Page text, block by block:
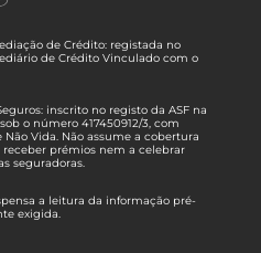
de Crédito: registada no
de Crédito Vinculado com o
inscrito no registo da ASF na
o número 417450912/3, com
Vida. Não assume a cobertura
prémios nem a celebrar
seguradoras.
a leitura da informação pré-
exigida.